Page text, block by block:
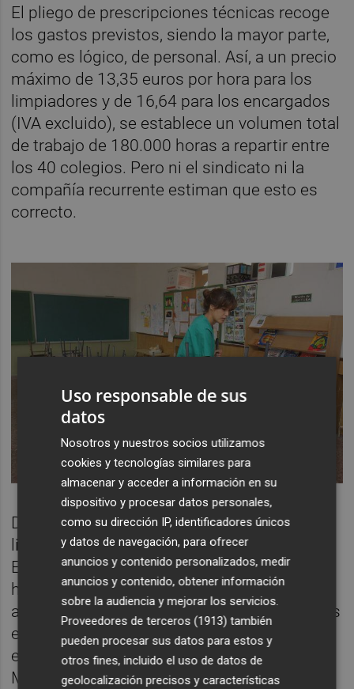
El pliego de prescripciones técnicas recoge
los gastos previstos, siendo la mayor parte,
como es lógico, de personal. Así, a un precio
máximo de 13,35 euros por hora para los
limpiadores y de 16,64 para los encargados
(IVA excluido), se establece un volumen total
de trabajo de 180.000 horas a repartir entre
los 40 colegios. Pero ni el sindicato ni la
compañía recurrente estiman que esto es
correcto.
De hecho, CCOO exige que se anule la
licitación. Y para ello da varios argumentos.
En primer lugar, señala que las 180.000
horas son las mismas que las del contrato
anterior, cuando en realidad hay más centros
educativos incluidos que por aquel
entonces. Y pone como ejemplo la escoleta
Mar de Somnis, del Grau. Además de sumar
Uso responsable de sus
datos
Nosotros y nuestros socios utilizamos
cookies y tecnologías similares para
almacenar y acceder a información en su
dispositivo y procesar datos personales,
como su dirección IP, identificadores únicos
y datos de navegación, para ofrecer
anuncios y contenido personalizados, medir
anuncios y contenido, obtener información
sobre la audiencia y mejorar los servicios.
Proveedores de terceros (1913) también
pueden procesar sus datos para estos y
otros fines, incluido el uso de datos de
geolocalización precisos y características